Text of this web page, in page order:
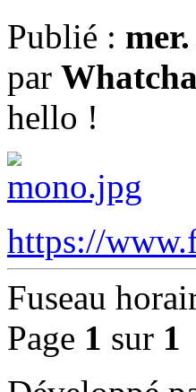
Publié :
par
hello !
https://
Fuseau
Page 1 sur 1